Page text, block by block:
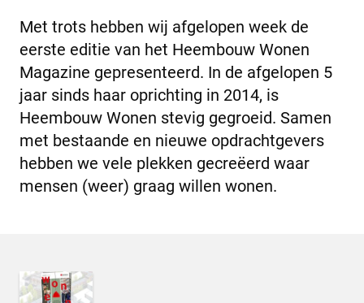
Met trots hebben wij afgelopen week de
eerste editie van het Heembouw Wonen
Magazine gepresenteerd. In de afgelopen 5
jaar sinds haar oprichting in 2014, is
Heembouw Wonen stevig gegroeid. Samen
met bestaande en nieuwe opdrachtgevers
hebben we vele plekken gecreëerd waar
mensen (weer) graag willen wonen.